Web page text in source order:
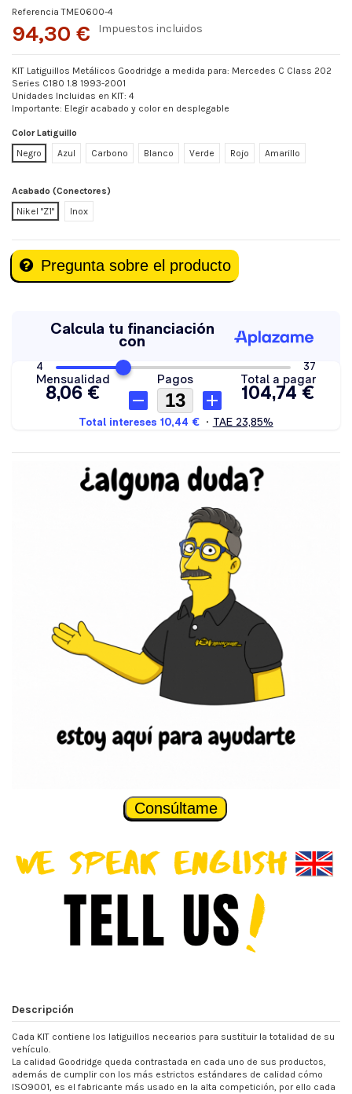
Referencia TME0600-4
94,30 € Impuestos incluidos
KIT Latiguillos Metálicos Goodridge a medida para: Mercedes C Class 202
Series C180 1.8 1993-2001
Unidades Incluidas en KIT: 4
Importante: Elegir acabado y color en desplegable
Color Latiguillo
Negro
Azul Carbono Blanco Verde Rojo Amarillo
Acabado (Conectores)
Nikel "Z1"
Inox
Pregunta sobre el producto
Consúltame
Descripción
Cada KIT contiene los latiguillos necearios para sustituir la totalidad de su
vehículo.
La calidad Goodridge queda contrastada en cada uno de sus productos,
además de cumplir con los más estrictos estándares de calidad cómo
ISO9001, es el fabricante más usado en la alta competición, por ello cada